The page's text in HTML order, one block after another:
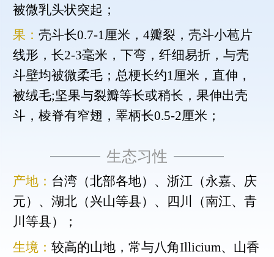
被微乳头状突起；
果： 壳斗长0.7-1厘米，4瓣裂，壳斗小苞片
线形，长2-3毫米，下弯，纤细易折，与壳
斗壁均被微柔毛；总梗长约1厘米，直伸，
被绒毛;坚果与裂瓣等长或稍长，果伸出壳
斗，棱脊有窄翅，睪柄长0.5-2厘米；
生态习性
产地： 台湾（北部各地）、浙江（永嘉、庆
元）、湖北（兴山等县）、四川（南江、青
川等县）；
生境： 较高的山地，常与八角Illicium、山香